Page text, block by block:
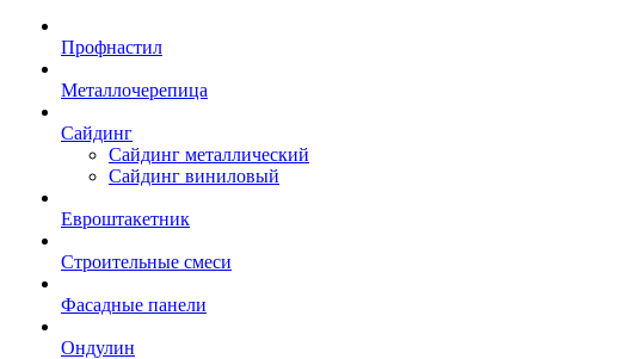
Профнастил
Металлочерепица
Сайдинг
Сайдинг металлический
Сайдинг виниловый
Евроштакетник
Строительные смеси
Фасадные панели
Ондулин